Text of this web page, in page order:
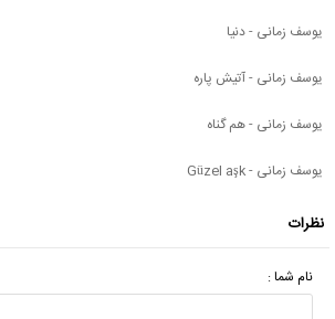
یوسف زمانی - دنیا
یوسف زمانی - آتیش پاره
یوسف زمانی - هم گناه
یوسف زمانی - Güzel aşk
نظرات
نام شما :